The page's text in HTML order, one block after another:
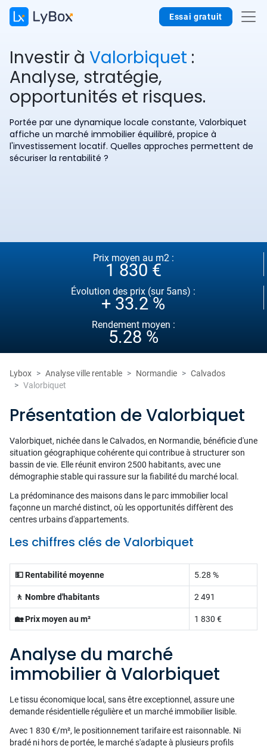
Essai gratuit
Investir à Valorbiquet :
Analyse, stratégie,
opportunités et risques.
Portée par une dynamique locale constante, Valorbiquet
affiche un marché immobilier équilibré, propice à
l'investissement locatif. Quelles approches permettent de
sécuriser la rentabilité ?
Prix moyen au m2 :
1 830 €
Évolution des prix (sur 5ans) :
+ 33.2 %
Rendement moyen :
5.28 %
Lybox Analyse ville rentable Normandie
Calvados
Valorbiquet
Présentation de Valorbiquet
Valorbiquet, nichée dans le Calvados, en Normandie, bénéficie d'une
situation géographique cohérente qui contribue à structurer son
bassin de vie. Elle réunit environ 2500 habitants, avec une
démographie stable qui rassure sur la fiabilité du marché local.
La prédominance des maisons dans le parc immobilier local
façonne un marché distinct, où les opportunités diffèrent des
centres urbains d'appartements.
Les chiffres clés de Valorbiquet
💵 Rentabilité moyenne 5.28 %
🚶 Nombre d'habitants 2 491
🏡 Prix moyen au m² 1 830 €
Analyse du marché
immobilier à Valorbiquet
Le tissu économique local, sans être exceptionnel, assure une
demande résidentielle régulière et un marché immobilier lisible.
Avec 1 830 €/m², le positionnement tarifaire est raisonnable. Ni
bradé ni hors de portée, le marché s'adapte à plusieurs profils